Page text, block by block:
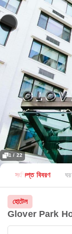
1 / 22
সংক্ষিপ্ত বিবরণ
হোটেল
Glover Park